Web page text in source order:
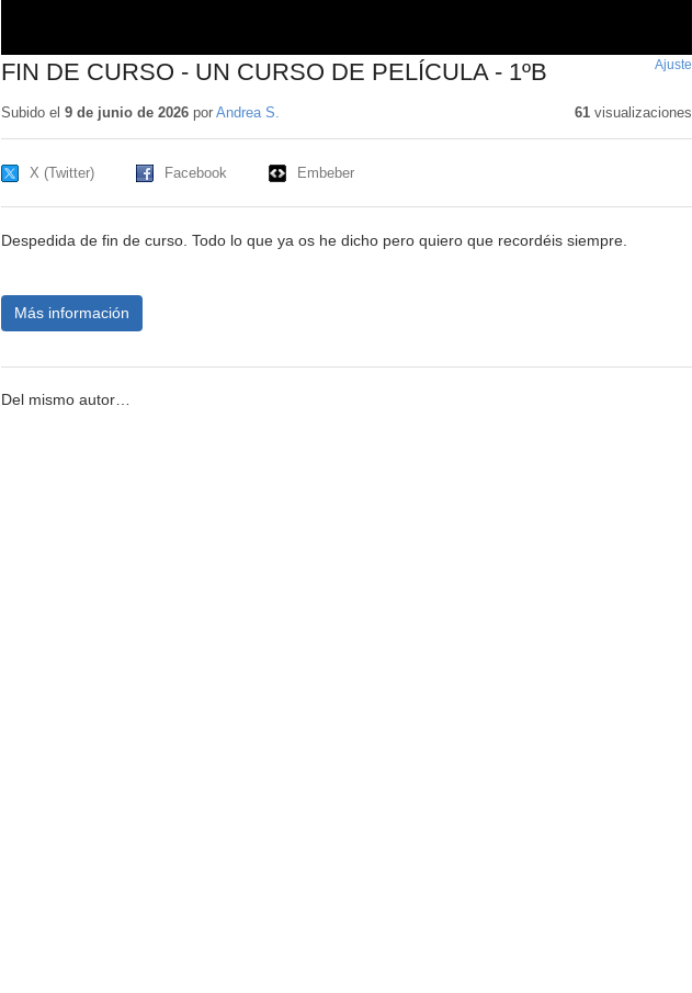
FIN DE CURSO - UN CURSO DE PELÍCULA - 1ºB Ajuste
Subido el 9 de junio de 2026por Andrea S. 61visualizaciones
X (Twitter) Facebook Embeber
Despedida de fin de curso. Todo lo que ya os he dicho pero quiero que recordéis siempre.
Más información
Del mismo autor…